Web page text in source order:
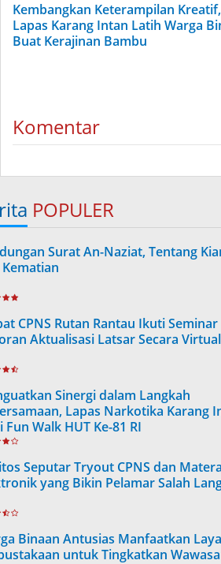
Kembangkan Keterampilan Kreatif,
Lapas Karang Intan Latih Warga
Buat Kerajinan Bambu
Komentar
POPULER
Surat An-Naziat, Tentang
CPNS Rutan Rantau Ikuti Seminar
Aktualisasi Latsar Secara Virtual
Sinergi dalam Langkah
Lapas Narkotika Karang
Walk HUT Ke-81 RI
Seputar Tryout CPNS dan
yang Bikin Pelamar Salah
Binaan Antusias Manfaatkan
untuk Tingkatkan